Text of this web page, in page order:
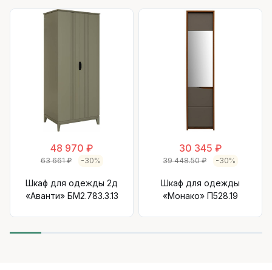
48 970 ₽
63 661 ₽ -30%
Шкаф для одежды 2д
«Аванти» БМ2.783.3.13
30 345 ₽
39 448.50 ₽ -30%
Шкаф для одежды
«Монако» П528.19